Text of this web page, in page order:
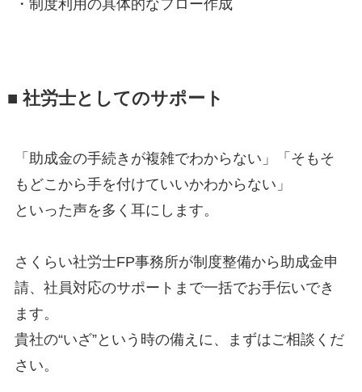
・制度利用の具体的なフロー作成
■ 社労士としてのサポート
「助成金の手続きが複雑でわからない」「そもそ
もどこから手を付けていいかわからない」
といった声を多く耳にします。
さくらい社労士FP事務所が制度整備から助成金申
請、社員対応のサポートまで一括でお手伝いでき
ます。
貴社の“いざ”という時の備えに、まずはご相談くだ
さい。